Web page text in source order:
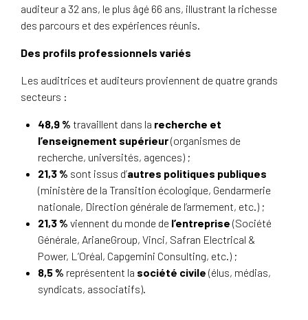
auditeur a 32 ans, le plus âgé 66 ans, illustrant la richesse
des parcours et des expériences réunis.
Des profils professionnels variés
Les auditrices et auditeurs proviennent de quatre grands
secteurs :
48,9 % travaillent dans la recherche et
l’enseignement supérieur(organismes de
recherche, universités, agences) ;
21,3 % sont issus d’autres politiques publiques
(ministère de la Transition écologique, Gendarmerie
nationale, Direction générale de l’armement, etc.) ;
21,3 % viennent du monde de l’entreprise (Société
Générale, ArianeGroup, Vinci, Safran Electrical &
Power, L’Oréal, Capgemini Consulting, etc.) ;
8,5 % représentent la société civile (élus, médias,
syndicats, associatifs).